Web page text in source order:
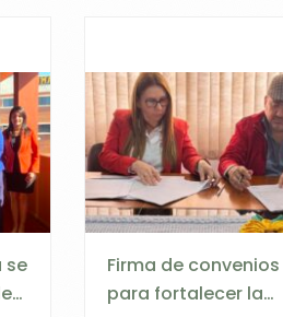
se
Firma de convenios
para fortalecer la